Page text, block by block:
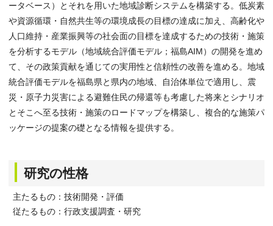
ータベース）とそれを用いた地域診断システムを構築する。低炭素
や資源循環・自然共生等の環境成長の目標の達成に加え、高齢化や
人口維持・産業振興等の社会面の目標を達成するための技術・施策
を分析するモデル（地域統合評価モデル；福島AIM）の開発を進め
て、その政策貢献を通じての実用性と信頼性の改善を進める。地域
統合評価モデルを福島県と県内の地域、自治体単位で適用し、震
災・原子力災害による避難住民の帰還等も考慮した将来とシナリオ
とそこへ至る技術・施策のロードマップを構築し、複合的な施策パ
ッケージの提案の礎となる情報を提供する。
研究の性格
主たるもの：技術開発・評価
従たるもの：行政支援調査・研究